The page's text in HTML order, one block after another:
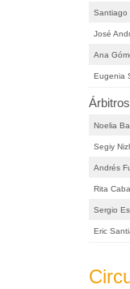
Santiago
José
Ana
Eugenia
Árbitros
Noelia
Segiy
Andrés
Rita
Sergio
Eric